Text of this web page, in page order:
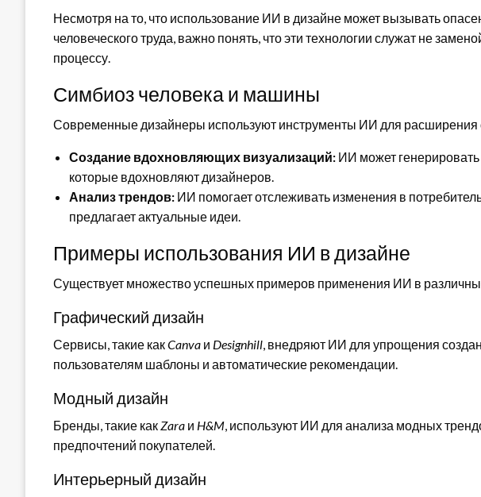
Несмотря на то, что использование ИИ в дизайне может вызывать
человеческого труда, важно понять, что эти технологии служат не
процессу.
Симбиоз человека и машины
Современные дизайнеры используют инструменты ИИ для расширения
Создание вдохновляющих визуализаций: ИИ может
которые вдохновляют дизайнеров.
Анализ трендов: ИИ помогает отслеживать изменения в
предлагает актуальные идеи.
Примеры использования ИИ в дизайне
Существует множество успешных примеров применения ИИ в
Графический дизайн
Сервисы, такие какCanva и Designhill, внедряют ИИ для упрощения
пользователям шаблоны и автоматические рекомендации.
Модный дизайн
Бренды, такие какZara и H&M, используют ИИ для анализа модных
предпочтений покупателей.
Интерьерный дизайн